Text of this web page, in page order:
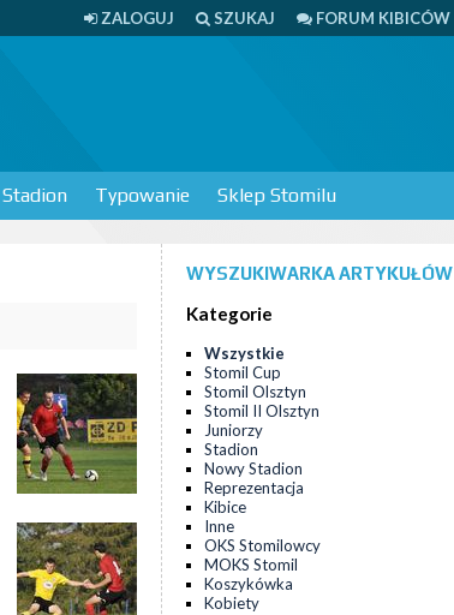
ZALOGUJ SZUKAJ FORUM KIBICÓW
Stadion Typowanie Sklep Stomilu
WYSZUKIWARKA ARTYKUŁÓW
Kategorie
Wszystkie
Stomil Cup
Stomil Olsztyn
Stomil II Olsztyn
Juniorzy
Stadion
Nowy Stadion
Reprezentacja
Kibice
Inne
OKS Stomilowcy
MOKS Stomil
Koszykówka
Kobiety